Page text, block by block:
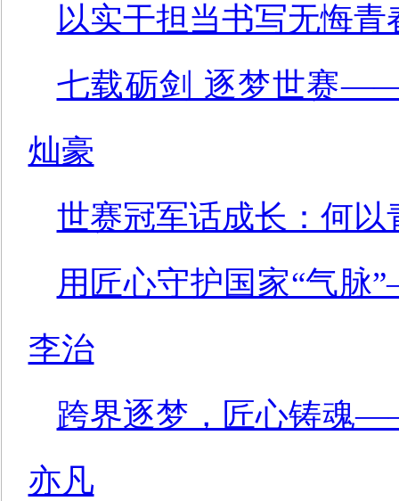
以实干担当书写无悔青
七载砺剑 逐梦世赛
灿豪
世赛冠军话成长：何
用匠心守护国家“气
李治
跨界逐梦，匠心铸魂
亦凡